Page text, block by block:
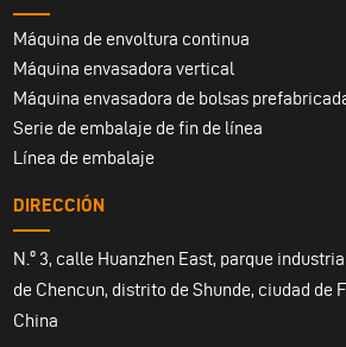
Máquina de envoltura continua
Máquina envasadora vertical
Máquina envasadora de bolsas
Serie de embalaje de fin de línea
Línea de embalaje
DIRECCIÓN
N.º 3, calle Huanzhen East, parque
de Chencun, distrito de Shunde, ciudad de
China